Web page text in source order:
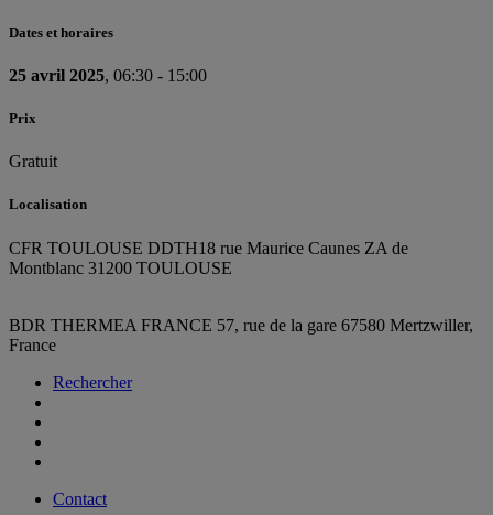
Dates et horaires
25 avril 2025, 06:30 - 15:00
Prix
Gratuit
Localisation
CFR TOULOUSE DDTH18 rue Maurice Caunes ZA de
Montblanc 31200 TOULOUSE
BDR THERMEA FRANCE 57, rue de la gare 67580 Mertzwiller,
France
Rechercher
Contact